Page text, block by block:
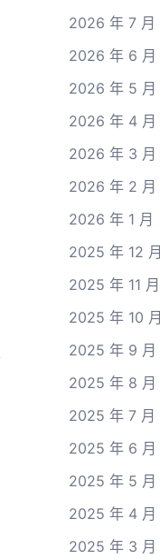
2026 年 7 月
2026 年 6 月
2026 年 5 月
2026 年 4 月
2026 年 3 月
2026 年 2 月
2026 年 1 月
2025 年 12 月
2025 年 11 月
2025 年 10 月
2025 年 9 月
2025 年 8 月
2025 年 7 月
2025 年 6 月
2025 年 5 月
2025 年 4 月
2025 年 3 月